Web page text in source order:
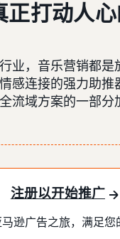
正打动人
业，音乐营销都是
感连接的强力助推
流域方案的一部分
注册以开始推广
逊广告之旅，满足您